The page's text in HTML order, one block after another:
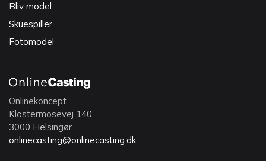
Bliv model
Skuespiller
Fotomodel
Onlinekoncept
Klostermosevej 140
3000 Helsingør
onlinecasting@onlinecasting.dk